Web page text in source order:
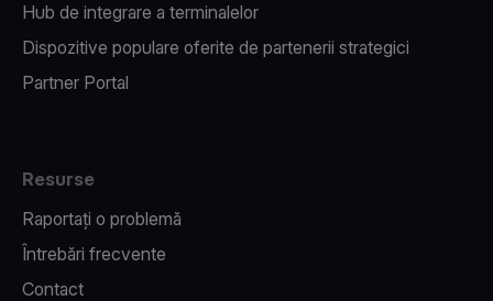
Hub de integrare a terminalelor
Dispozitive populare oferite de partenerii strategici
Partner Portal
Resurse
Raportați o problemă
Întrebări frecvente
Contact